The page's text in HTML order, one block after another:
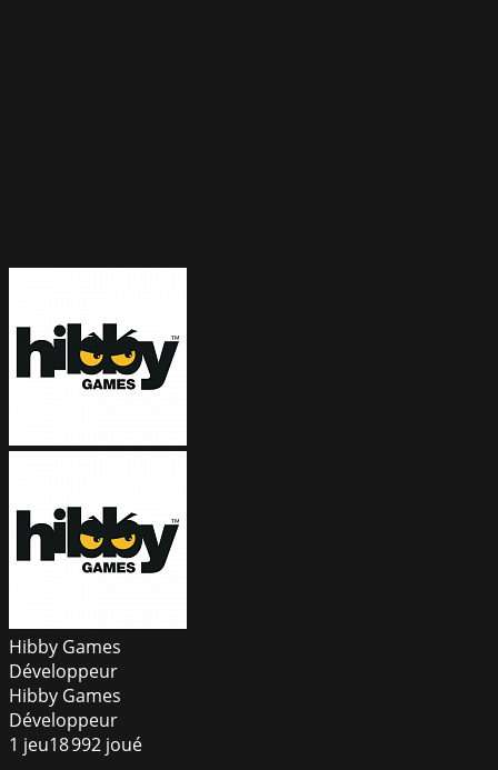
Hibby Games
Développeur
Hibby Games
Développeur
1 jeu18 992 joué